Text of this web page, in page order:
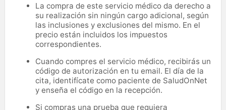
La compra de este servicio médico da derecho a
su realización sin ningún cargo adicional, según
las inclusiones y exclusiones del mismo. En el
precio están incluidos los impuestos
correspondientes.
Cuando compres el servicio médico, recibirás un
código de autorización en tu email. El día de la
cita, identifícate como paciente de SaludOnNet
y enseña el código en la recepción.
Si compras una prueba que requiera